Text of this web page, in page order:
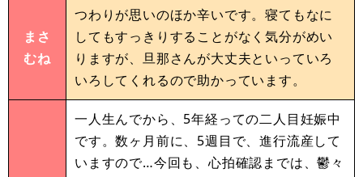
まさ
むね
つわりが思いのほか辛いです。寝てもなに
してもすっきりすることがなく気分がめい
りますが、旦那さんが大丈夫といっていろ
いろしてくれるので助かっています。
一人生んでから、5年経っての二人目妊娠中
です。数ヶ月前に、5週目で、進行流産して
いますので…今回も、心拍確認までは、鬱々